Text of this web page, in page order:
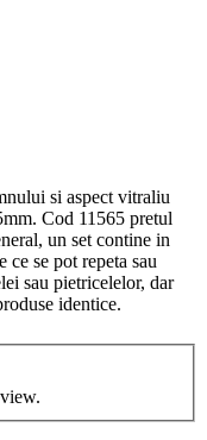
si aspect vitraliu
Cod 11565 pretul
un set contine in
se pot repeta sau
sau pietricelelor, dar
identice.